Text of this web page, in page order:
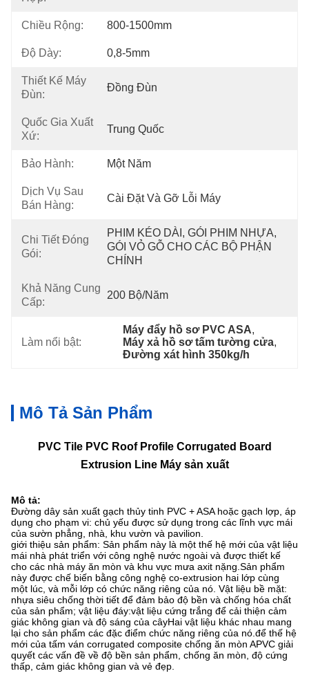
Chiều Rộng: 800-1500mm
Độ Dày: 0,8-5mm
Thiết Kế Máy
Đùn:
Đồng Đùn
Quốc Gia Xuất
Xứ:
Trung Quốc
Bảo Hành: Một Năm
Dịch Vụ Sau
Bán Hàng:
Cài Đặt Và Gỡ Lỗi Máy
Chi Tiết Đóng
Gói:
PHIM KÉO DÀI, GÓI PHIM NHỰA,
GÓI VỎ GỖ CHO CÁC BỘ PHẬN
CHÍNH
Khả Năng Cung
Cấp:
200 Bộ/năm
Làm nổi bật:
Máy đẩy hồ sơ PVC ASA,
Máy xả hồ sơ tấm tường cửa,
Đường xát hình 350kg/h
Mô Tả Sản Phẩm
PVC Tile PVC Roof Profile Corrugated Board
Extrusion Line Máy sản xuất
Mô tả:
Đường dây sản xuất gạch thủy tinh PVC + ASA hoặc gạch lợp, áp
dụng cho phạm vi: chủ yếu được sử dụng trong các lĩnh vực mái
của sườn phẳng, nhà, khu vườn và pavilion.
giới thiệu sản phẩm: Sản phẩm này là một thế hệ mới của vật liệu
mái nhà phát triển với công nghệ nước ngoài và được thiết kế
cho các nhà máy ăn mòn và khu vực mưa axit nặng.Sản phẩm
này được chế biến bằng công nghệ co-extrusion hai lớp cùng
một lúc, và mỗi lớp có chức năng riêng của nó. Vật liệu bề mặt:
nhựa siêu chống thời tiết để đảm bảo độ bền và chống hóa chất
của sản phẩm; vật liệu đáy:vật liệu cứng trắng để cải thiện cảm
giác không gian và độ sáng của câyHai vật liệu khác nhau mang
lại cho sản phẩm các đặc điểm chức năng riêng của nó.để thế hệ
mới của tấm ván corrugated composite chống ăn mòn APVC giải
quyết các vấn đề về độ bền sản phẩm, chống ăn mòn, độ cứng
thấp, cảm giác không gian và vẻ đẹp.